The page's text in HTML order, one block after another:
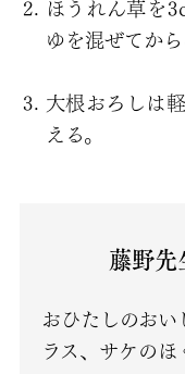
ほうれん草を
ゆを混ぜてから
大根おろしは
える。
藤野先
おひたしのお
ラス、サケの